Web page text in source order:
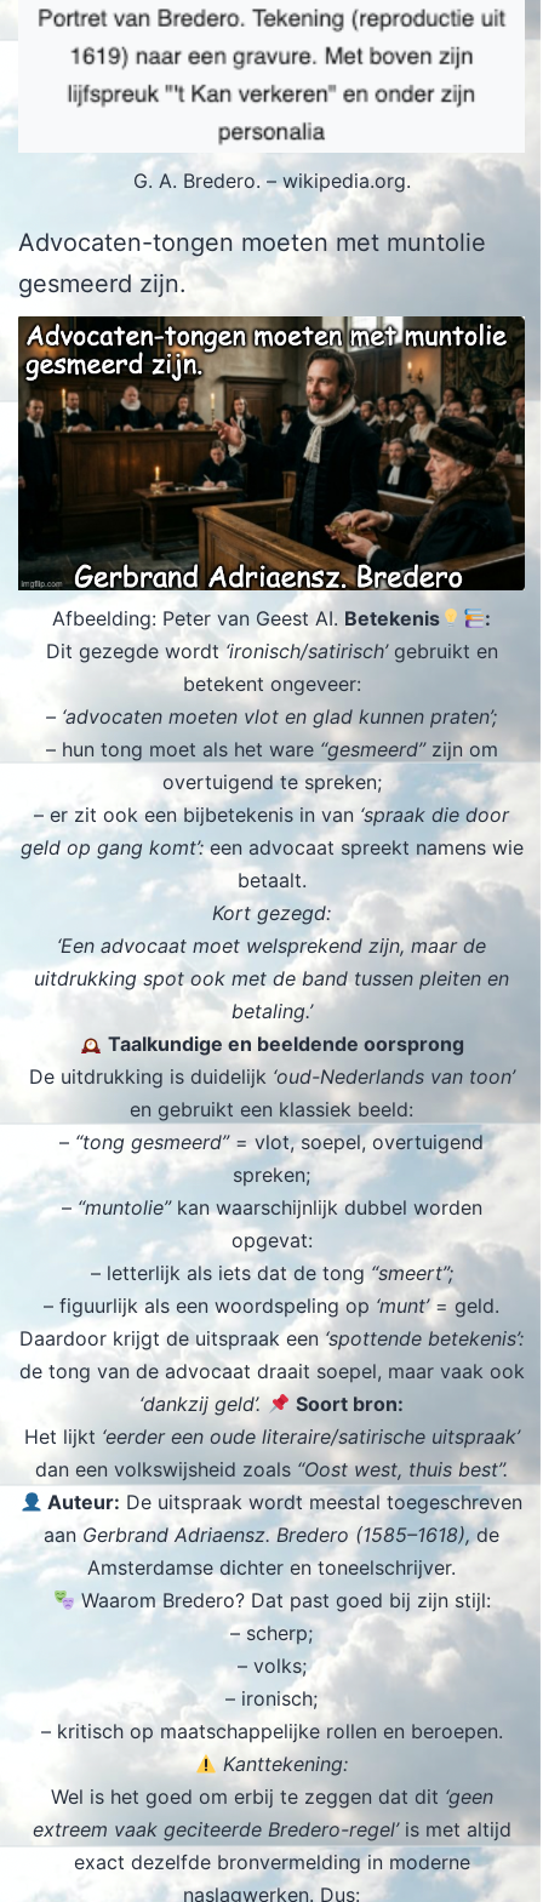
G. A. Bredero. – wikipedia.org.
Advocaten-tongen moeten met muntolie
gesmeerd zijn.
Afbeelding: Peter van Geest AI. Betekenis
:
Dit gezegde wordt‘ironisch/satirisch’gebruikt en
betekent ongeveer:
– ‘advocaten moeten vlot en glad kunnen praten’;
– hun tong moet als het ware “gesmeerd”zijn om
overtuigend te spreken;
– er zit ook een bijbetekenis in van ‘spraak die door
geld op gang komt’:een advocaat spreekt namens wie
betaalt.
Kort gezegd:
‘Een advocaat moet welsprekend zijn, maar de
uitdrukking spot ook met de band tussen pleiten en
betaling.’
Taalkundige en beeldende oorsprong
De uitdrukking is duidelijk ‘oud-Nederlands van toon’
en gebruikt een klassiek beeld:
– “tong gesmeerd”= vlot, soepel, overtuigend
spreken;
–“muntolie”kan waarschijnlijk dubbel worden
opgevat:
– letterlijk als iets dat de tong “smeert”;
– figuurlijk als een woordspeling op ‘munt’= geld.
Daardoor krijgt de uitspraak een ‘spottende betekenis’:
de tong van de advocaat draait soepel, maar vaak ook
‘dankzij geld’.
Soort bron:
Het lijkt ‘eerder een oude literaire/satirische uitspraak’
dan een volkswijsheid zoals “Oost west, thuis best”.
Auteur: De uitspraak wordt meestal toegeschreven
aan Gerbrand Adriaensz. Bredero (1585–1618),de
Amsterdamse dichter en toneelschrijver.
Waarom Bredero? Dat past goed bij zijn stijl:
– scherp;
– volks;
– ironisch;
– kritisch op maatschappelijke rollen en beroepen.
Kanttekening:
Wel is het goed om erbij te zeggen dat dit ‘geen
extreem vaak geciteerde Bredero-regel’is met altijd
exact dezelfde bronvermelding in moderne
naslagwerken. Dus: